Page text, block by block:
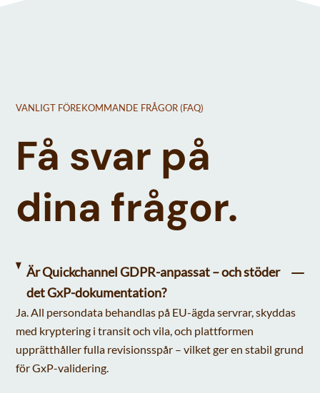
VANLIGT FÖREKOMMANDE FRÅGOR (FAQ)
Få svar på
dina frågor.
Är Quickchannel GDPR-anpassat – och stöder
det GxP-dokumentation?
Ja. All persondata behandlas på EU-ägda servrar, skyddas
med kryptering i transit och vila, och plattformen
upprätthåller fulla revisionsspår – vilket ger en stabil grund
för GxP-validering.